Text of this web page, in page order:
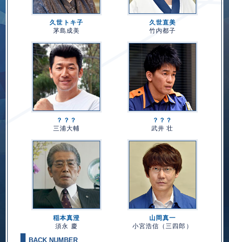
久世トキ子
茅島成美
久世直美
竹内都子
？？？
三浦大輔
？？？
武井 壮
稲本真澄
須永 慶
山岡真一
小宮浩信（三四郎）
BACK NUMBER